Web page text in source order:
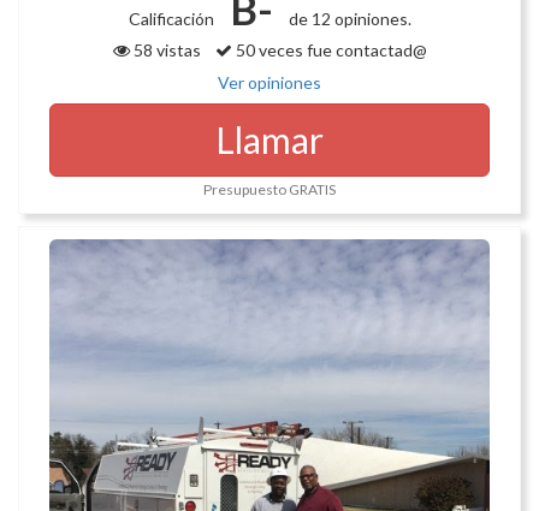
Calificación
de 12 opiniones.
58 vistas
50 veces fue contactad@
Ver opiniones
Llamar
Presupuesto GRATIS